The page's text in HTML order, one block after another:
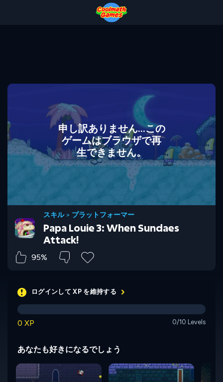
申し訳ありません...この
ゲームはブラウザで再
生できません。
スキル> プラットフォーマー
Papa Louie 3: When Sundaes
Attack!
95%
ログインして XP を維持する
0 XP 0/10 Levels
あなたも好きになるでしょう